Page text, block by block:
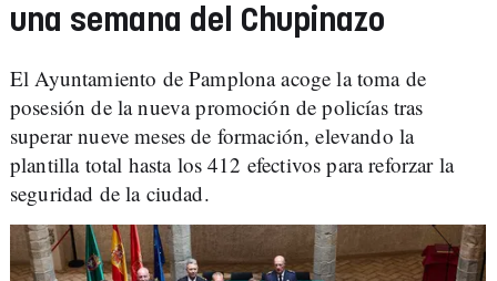
una semana del Chupinazo
El Ayuntamiento de Pamplona acoge la toma de
posesión de la nueva promoción de policías tras
superar nueve meses de formación, elevando la
plantilla total hasta los 412 efectivos para reforzar la
seguridad de la ciudad.